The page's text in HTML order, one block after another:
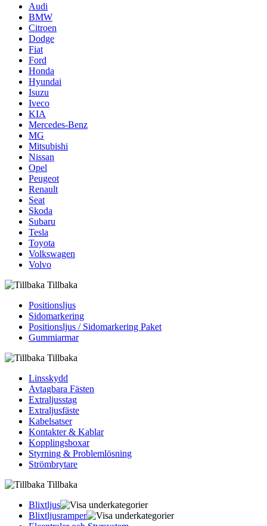
Audi
BMW
Citroen
Dodge
Fiat
Ford
Honda
Hyundai
Isuzu
Iveco
KIA
Mercedes-Benz
MG
Mitsubishi
Nissan
Opel
Peugeot
Renault
Seat
Skoda
Subaru
Tesla
Toyota
Volkswagen
Volvo
Tillbaka
Positionsljus
Sidomarkering
Positionsljus / Sidomarkering Paket
Gummiarmar
Tillbaka
Linsskydd
Avtagbara Fästen
Extraljusstag
Extraljusfäste
Kabelsatser
Kontakter & Kablar
Kopplingsboxar
Styrning & Problemlösning
Strömbrytare
Tillbaka
Blixtljus
Blixtljusramper